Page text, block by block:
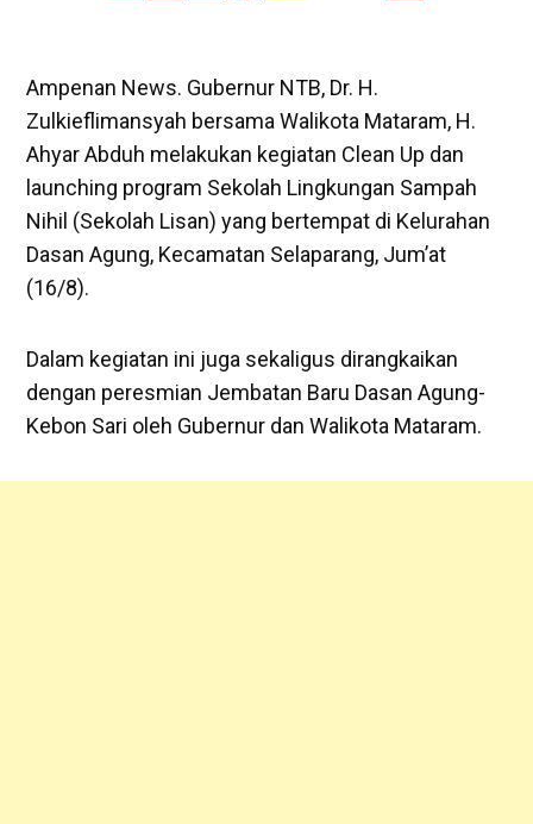
Ampenan News. Gubernur NTB, Dr. H.
Zulkieflimansyah bersama Walikota Mataram, H.
Ahyar Abduh melakukan kegiatan Clean Up dan
launching program Sekolah Lingkungan Sampah
Nihil (Sekolah Lisan) yang bertempat di Kelurahan
Dasan Agung, Kecamatan Selaparang, Jum’at
(16/8).
Dalam kegiatan ini juga sekaligus dirangkaikan
dengan peresmian Jembatan Baru Dasan Agung-
Kebon Sari oleh Gubernur dan Walikota Mataram.